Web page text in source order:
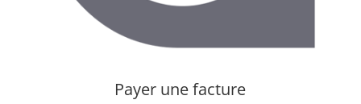
Payer une facture